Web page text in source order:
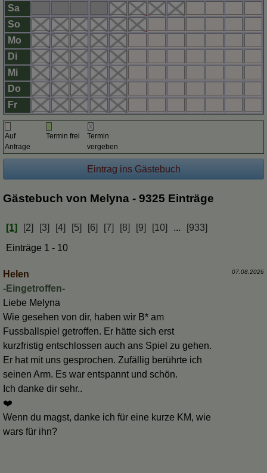
Sa
So
Mo
Di
Mi
Do
Fr
Auf
Anfrage
Termin frei
Termin
vergeben
Gästebuch von Melyna - 9325 Einträge
[1] [2] [3] [4] [5] [6] [7] [8] [9] [10] ...
[933]
Einträge 1 - 10
Helen 07.08.2026
-Eingetroffen-
Liebe Melyna
Wie gesehen von dir, haben wir B* am
Fussballspiel getroffen. Er hätte sich erst
kurzfristig entschlossen auch ans Spiel zu gehen.
Er hat mit uns gesprochen. Zufällig berührte ich
seinen Arm. Es war entspannt und schön.
Ich danke dir sehr..
❤️
Wenn du magst, danke ich für eine kurze KM, wie
wars für ihn?